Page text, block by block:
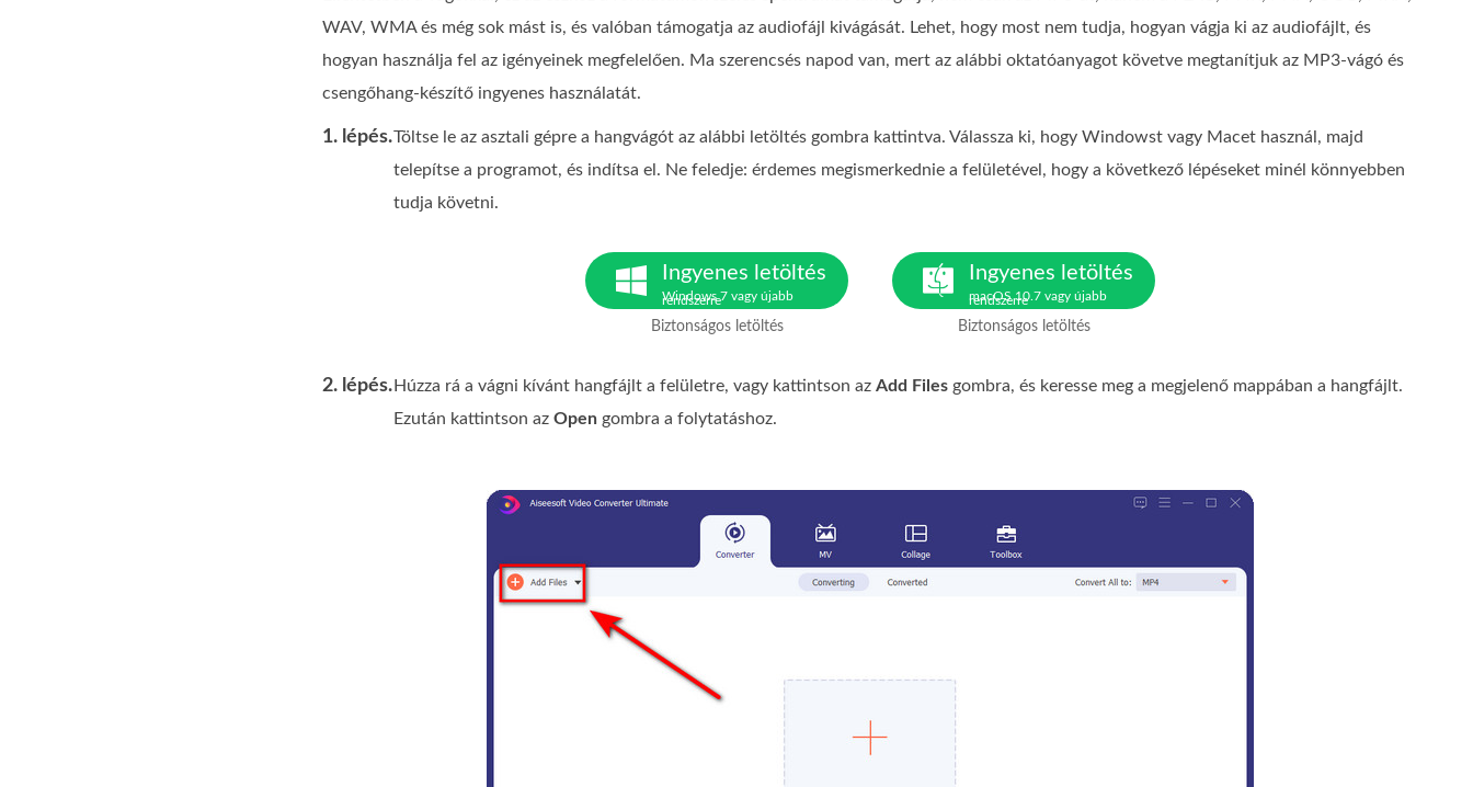
WAV, WMA és még sok mást is, és valóban támogatja az audiofájl kivágását. Lehet, hogy most nem tudja, hogyan vágja ki az audiofájlt, és
hogyan használja fel az igényeinek megfelelően. Ma szerencsés napod van, mert az alábbi oktatóanyagot követve megtanítjuk az MP3-vágó és
csengőhang-készítő ingyenes használatát.
1. lépés.Töltse le az asztali gépre a hangvágót az alábbi letöltés gombra kattintva. Válassza ki, hogy Windowst vagy Macet használ, majd
telepítse a programot, és indítsa el. Ne feledje: érdemes megismerkednie a felületével, hogy a következő lépéseket minél könnyebben
tudja követni.
Ingyenes letöltés
Windows 7 vagy újabb
rendszerre
Biztonságos letöltés
Ingyenes letöltés
macOS 10.7 vagy újabb
rendszerre
Biztonságos letöltés
2. lépés. Húzza rá a vágni kívánt hangfájlt a felületre, vagy kattintson az Add Files gombra, és keresse meg a megjelenő mappában a hangfájlt.
Ezután kattintson az Open gombra a folytatáshoz.